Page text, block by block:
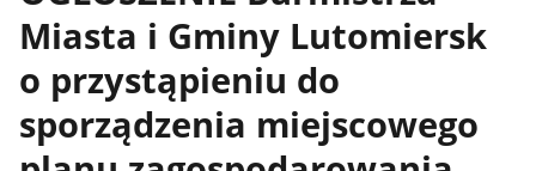
Miasta i Gminy Lutomiersk
o przystąpieniu do
sporządzenia miejscowego